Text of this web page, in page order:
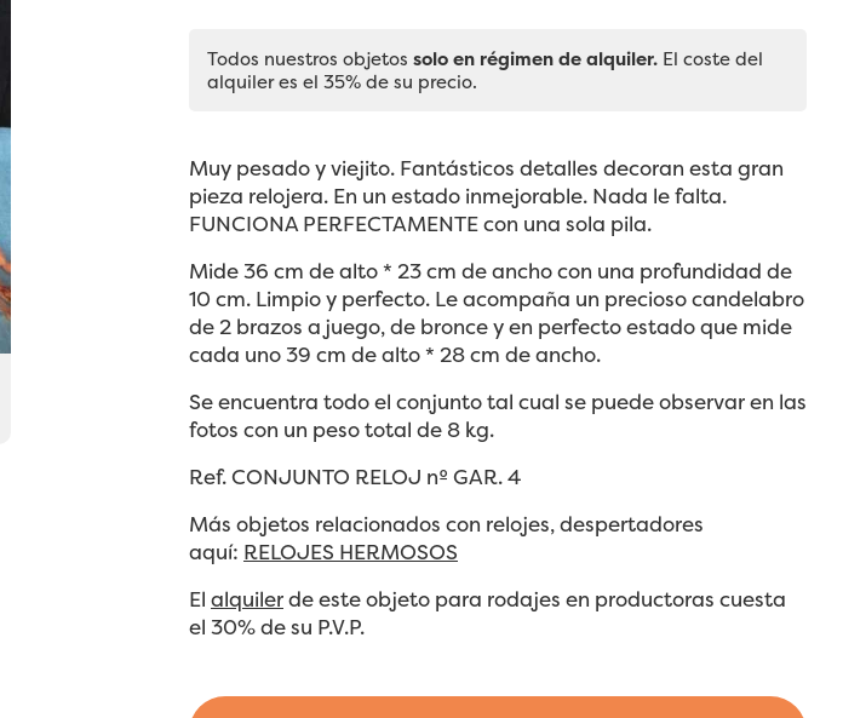
Todos nuestros objetos solo en régimen de alquiler. El coste del
alquiler es el 35% de su precio.
Muy pesado y viejito. Fantásticos detalles decoran esta gran
pieza relojera. En un estado inmejorable. Nada le falta.
FUNCIONA PERFECTAMENTE con una sola pila.
Mide 36 cm de alto * 23 cm de ancho con una profundidad de
10 cm. Limpio y perfecto. Le acompaña un precioso candelabro
de 2 brazos a juego, de bronce y en perfecto estado que mide
cada uno 39 cm de alto * 28 cm de ancho.
Se encuentra todo el conjunto tal cual se puede observar en las
fotos con un peso total de 8 kg.
Ref. CONJUNTO RELOJ nº GAR. 4
Más objetos relacionados con relojes, despertadores
aquí: RELOJES HERMOSOS
El alquilerde este objeto para rodajes en productoras cuesta
el 30% de su P.V.P.